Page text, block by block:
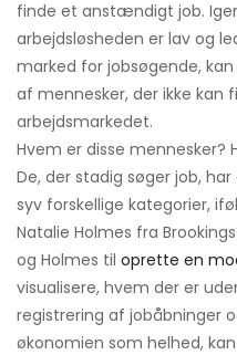
finde et anstændigt job.
arbejdsløsheden er lav og
marked for jobsøgende,
af mennesker, der ikke
arbejdsmarkedet.
Hvem er disse mennesker?
De, der stadig søger job,
syv forskellige kategorier,
Natalie Holmes fra
og Holmes til oprette en
visualisere, hvem der er
registrering af jobåbninger
økonomien som helhed,